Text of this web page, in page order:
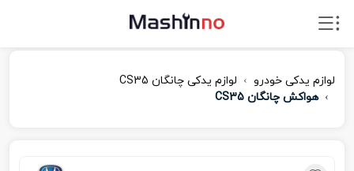
لوازم یدکی خودرو
لوازم یدکی چانگان CS35
هواکش چانگان CS35